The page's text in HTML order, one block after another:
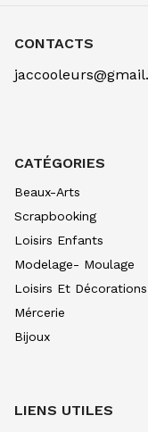
BLEU
7.90
BLEU
CONTACTS
CATÉGORIES
Beaux-Arts
Scrapbooking
Loisirs Enfants
Modelage- Moulage
Loisirs Et Décorations
Mércerie
Bijoux
LIENS UTILES